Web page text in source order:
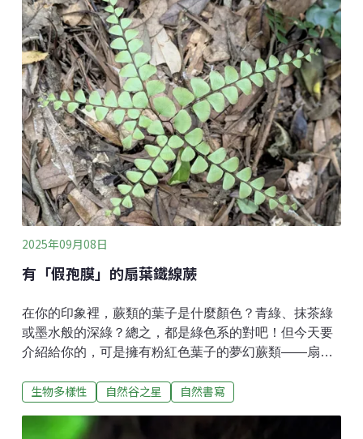
2025年09月08日
有「假孢膜」的扇葉鐵線蕨
在你的印象裡，蕨類的葉子是什麼顏色？青綠、抹茶綠
或墨水般的深綠？總之，都是綠色系的對吧！但今天要
介紹給你的，可是擁有粉紅色葉子的夢幻蕨類——扇葉
形狀千變萬化，有的長得像羽毛，有的像手掌，甚至是
觀察是否有孢膜，以及形狀為何，這是蕨類辨識的重要
生物多樣性 自然谷之星 自然書寫